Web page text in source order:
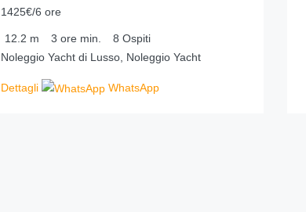
1425€/6 ore
12.2 m 3 ore min. 8 Ospiti
Noleggio Yacht di Lusso, Noleggio Yacht
Dettagli WhatsApp